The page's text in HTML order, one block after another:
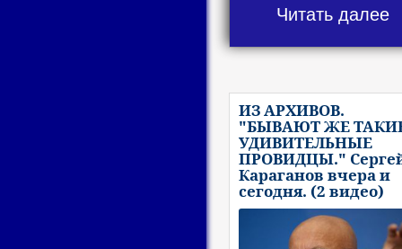
Читать далее
ИЗ АРХИВОВ.
"БЫВАЮТ ЖЕ
УДИВИТЕЛЬНЫЕ
ПРОВИДЦЫ."
Караганов вчера и
сегодня. (2 видео)